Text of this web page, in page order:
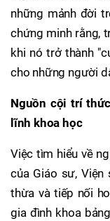
những mảnh đời
chứng minh rằng,
khi nó trở thành
cho những người
Nguồn cội trí
lĩnh khoa học
Việc tìm hiểu về
của Giáo sư,
thừa và tiếp nối
gia đình khoa